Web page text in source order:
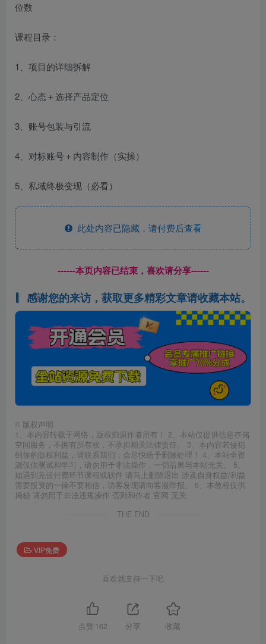
位数
课程目录：
1、项目的详细拆解
2、心态＋选择产品定位
3、账号包装与引流
4、对标账号＋内容制作（实操）
5、私域终极变现（必看）
此处内容已隐藏，请付费后查看
------本页内容已结束，喜欢请分享------
感谢您的来访，获取更多精彩文章请收藏本站。
© 版权声明
1、本内容转载于网络，版权归原作者所有！ 2、本站仅提供信息存储
空间服务，不拥有所有权，不承担相关法律责任。 3、本内容若侵犯
到你的版权利益，请联系我们，会尽快给予删除处理！ 4、本站全资
源仅供测试和学习，请勿用于非法操作，一切后果与本站无关。 5、
如遇到充值付费环节课程或软件 请马上删除退出 涉及自身权益/利益
需要投资的一律不要相信，访客发现请向客服举报。 6、本教程仅供
揭秘 请勿用于非法违规操作 否则和作者 官网 无关
THE END
VIP免费
喜欢就支持一下吧
点赞 162 分享 收藏